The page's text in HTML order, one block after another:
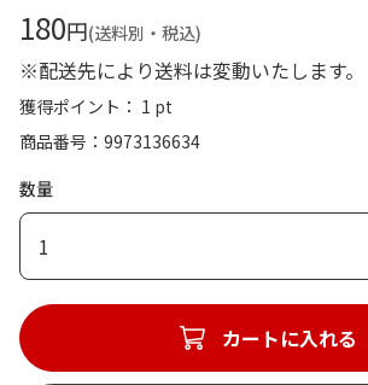
180円(送料別・税込)
※配送先により送料は変動いたします。
獲得ポイント： 1 pt
商品番号
9973136634
数量
1
カートに入れる